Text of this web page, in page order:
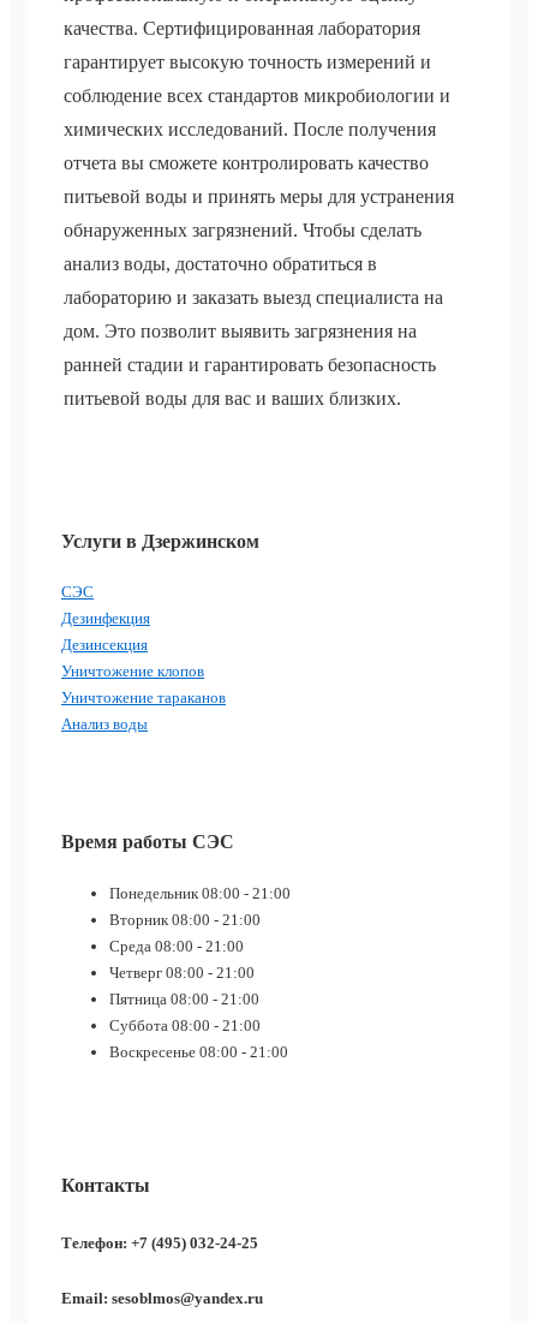
качества. Сертифицированная лаборатория
гарантирует высокую точность измерений и
соблюдение всех стандартов микробиологии и
химических исследований. После получения
отчета вы сможете контролировать качество
питьевой воды и принять меры для устранения
обнаруженных загрязнений. Чтобы сделать
анализ воды, достаточно обратиться в
лабораторию и заказать выезд специалиста на
дом. Это позволит выявить загрязнения на
ранней стадии и гарантировать безопасность
питьевой воды для вас и ваших близких.
Услуги в Дзержинском
СЭС
Дезинфекция
Дезинсекция
Уничтожение клопов
Уничтожение тараканов
Анализ воды
Время работы СЭС
Понедельник 08:00 - 21:00
Вторник 08:00 - 21:00
Среда 08:00 - 21:00
Четверг 08:00 - 21:00
Пятница 08:00 - 21:00
Суббота 08:00 - 21:00
Воскресенье 08:00 - 21:00
Контакты
Телефон: +7 (495) 032-24-25
Email: sesoblmos@yandex.ru